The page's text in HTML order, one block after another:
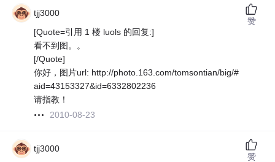
tjj3000
[Quote=引用 1 楼 luols 的回复:]
看不到图。。
[/Quote]
你好，图片url: http://photo.163.com/tomsontian/big/#
aid=43153327&id=6332802236
请指教！
2010-08-23
赞
tjj3000
赞